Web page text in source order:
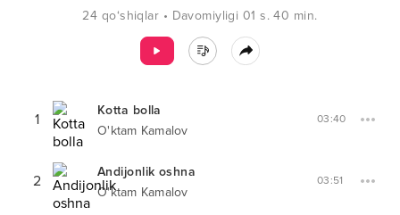
24 qo‘shiqlar • Davomiyligi 01 s. 40 min.
1
Kotta bolla
O'ktam Kamalov
03:40
2
Andijonlik oshna
O'ktam Kamalov
03:51